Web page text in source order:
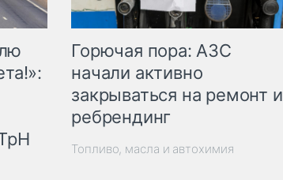
Горючая пора: АЗС
начали активно
закрываться на ремонт и
ребрендинг
Топливо, масла и автохимия